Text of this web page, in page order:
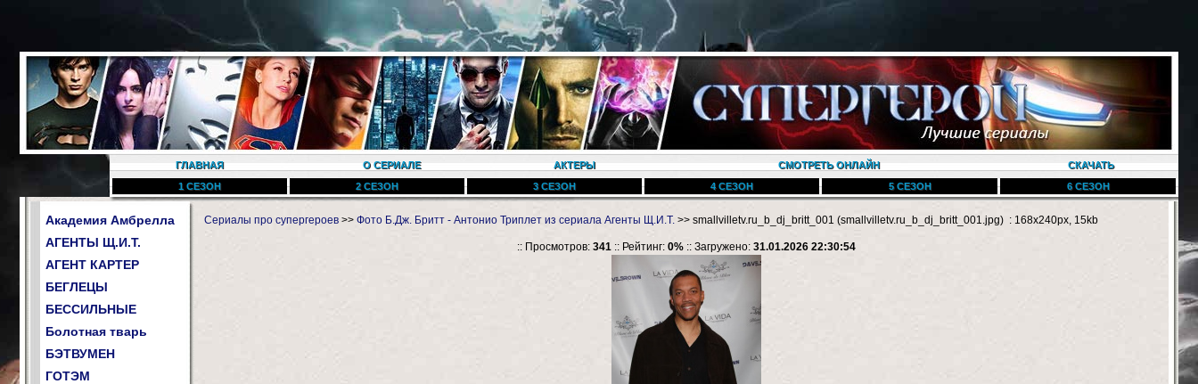
ГЛАВНАЯ О СЕРИАЛЕ АКТЕРЫ СМОТРЕТЬ ОНЛАЙН
СКАЧАТЬ
1 СЕЗОН
2 СЕЗОН 3 СЕЗОН 4 СЕЗОН 5 СЕЗОН 6 СЕЗОН
Академия Амбрелла
АГЕНТЫ Щ.И.Т.
АГЕНТ КАРТЕР
БЕГЛЕЦЫ
БЕССИЛЬНЫЕ
Болотная тварь
БЭТВУМЕН
ГОТЭМ
Сериалы про супергероев >> Фото Б.Дж. Бритт - Антонио Триплет из сериала Агенты Щ.И.Т. >> smallvilletv.ru_b_dj_britt_001 (smallvilletv.ru_b_dj_britt_001.jpg) : 168x240px, 15kb
:: Просмотров: 341 :: Рейтинг: 0% :: Загружено: 31.01.2026 22:30:54